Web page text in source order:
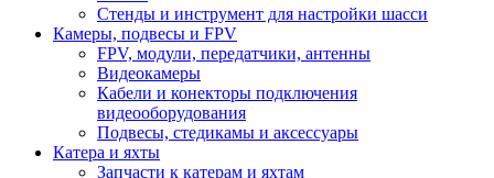
Стенды и инструмент для настройки шасси
Камеры, подвесы и FPV
FPV, модули, передатчики, антенны
Видеокамеры
Кабели и конекторы подключения
видеооборудования
Подвесы, стедикамы и аксессуары
Катера и яхты
Запчасти к катерам и яхтам